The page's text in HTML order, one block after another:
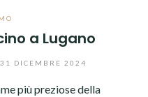
a Lugano
31 DICEMBRE 2024
più preziose della